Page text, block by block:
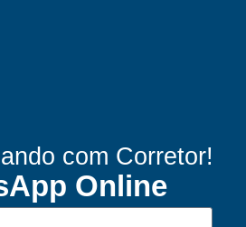
com Corretor!
Online